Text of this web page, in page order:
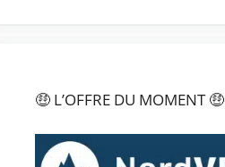
🤑 L’OFFRE DU MOMENT 🤑